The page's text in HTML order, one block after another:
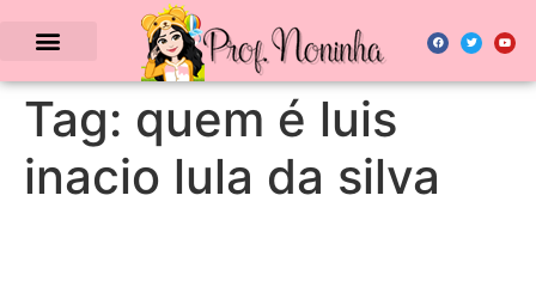
Tag: quem é luis
inacio lula da silva